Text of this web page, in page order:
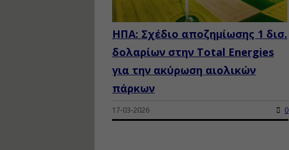
ΗΠΑ: Σχέδιο αποζημίωσης 1 δισ.
δολαρίων στην Total Energies
για την ακύρωση αιολικών
πάρκων
17-03-2026 0